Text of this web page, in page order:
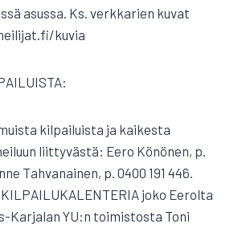
asussa. Ks. verkkarien kuvat
kuvia
kilpailuista ja kaikesta
liittyvästä: Eero Könönen, p.
Tahvanainen, p. 0400 191 446.
joko Eerolta
Karjalan YU:n toimistosta Toni